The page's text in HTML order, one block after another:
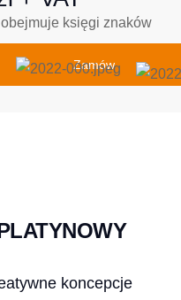
księgi znaków
Zamów
koncepcje